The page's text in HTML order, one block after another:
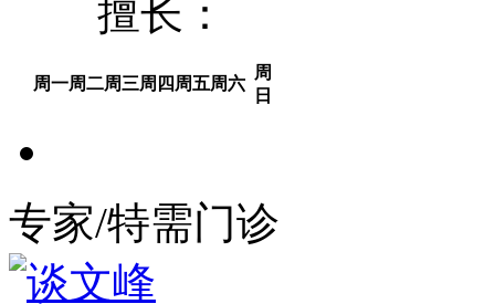
擅长：
周一周二周三周四 周五周六
周
日
专家/特需门诊